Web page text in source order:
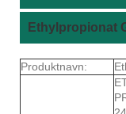
Ethylpropionat
Produktnavn: